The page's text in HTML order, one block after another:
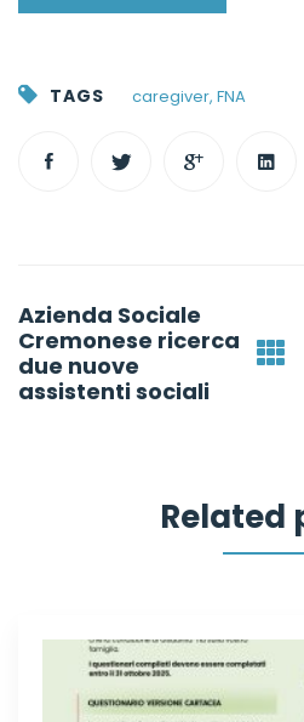
TAGS caregiver, FNA
navigation
Azienda Sociale
Cremonese ricerca
due nuove
assistenti sociali
Related